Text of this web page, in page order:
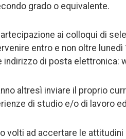
grado o equivalente.
ai colloqui di
entro e non oltre
indirizzo di posta
altresì inviare il proprio
di studio e/o di lavoro
volti ad accertare le